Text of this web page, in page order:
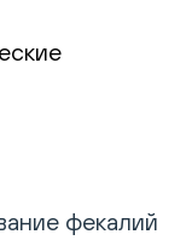
фекалий